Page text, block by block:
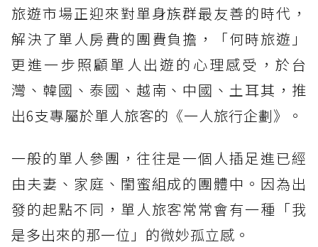
旅遊市場正迎來對單身族群最友善的時代，
解決了單人房費的團費負擔，「何時旅遊」
更進一步照顧單人出遊的心理感受，於台
灣、韓國、泰國、越南、中國、土耳其，推
出6支專屬於單人旅客的《一人旅行企劃》。
一般的單人參團，往往是一個人插足進已經
由夫妻、家庭、閨蜜組成的團體中。因為出
發的起點不同，單人旅客常常會有一種「我
是多出來的那一位」的微妙孤立感。